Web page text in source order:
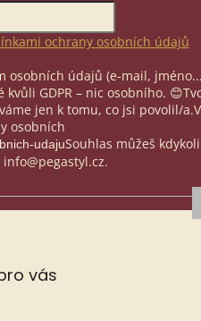
ochrany osobních údajů
osobních údajů (e-mail,
GDPR – nic osobního. 😊
jen k tomu, co jsi povolil/a.
osobních
udajuSouhlas můžeš kdykoli
vás